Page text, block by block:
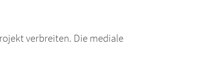
verbreiten. Die mediale